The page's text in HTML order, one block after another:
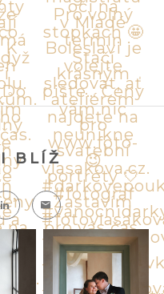
BLÍŽ